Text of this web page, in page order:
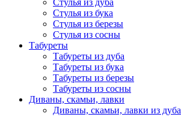
Стулья из дуба
Стулья из бука
Стулья из березы
Стулья из сосны
Табуреты
Табуреты из дуба
Табуреты из бука
Табуреты из березы
Табуреты из сосны
Диваны, скамьи, лавки
Диваны, скамьи, лавки из дуба